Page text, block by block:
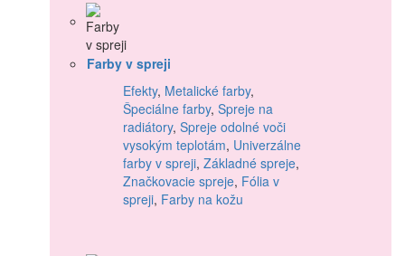
Farby v spreji
Efekty, Metalické farby,
Špeciálne farby, Spreje na
radiátory, Spreje odolné voči
vysokým teplotám, Univerzálne
farby v spreji, Základné spreje,
Značkovacie spreje, Fólia v
spreji, Farby na kožu